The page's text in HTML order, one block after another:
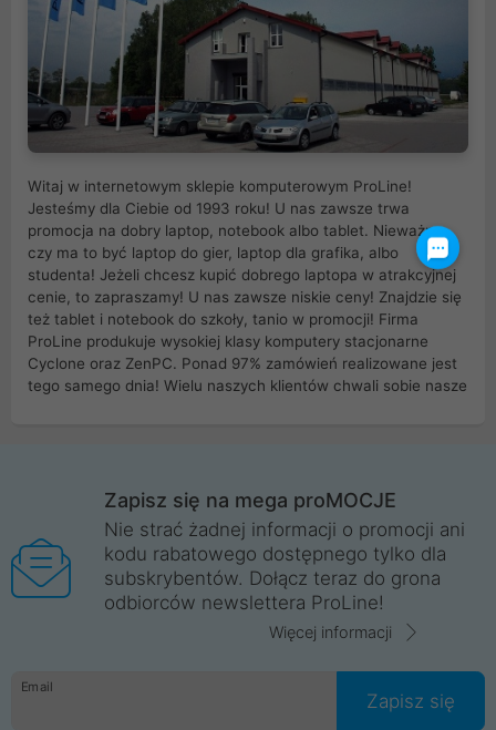
Witaj w internetowym sklepie komputerowym ProLine!
Jesteśmy dla Ciebie od 1993 roku! U nas zawsze trwa
promocja na dobry laptop, notebook albo tablet. Nieważne
czy ma to być laptop do gier, laptop dla grafika, albo
studenta! Jeżeli chcesz kupić dobrego laptopa w atrakcyjnej
cenie, to zapraszamy! U nas zawsze niskie ceny! Znajdzie się
też tablet i notebook do szkoły, tanio w promocji! Firma
ProLine produkuje wysokiej klasy komputery stacjonarne
Cyclone oraz ZenPC. Ponad 97% zamówień realizowane jest
tego samego dnia! Wielu naszych klientów chwali sobie nasze
Wrocław, Poznań, Legnica, Katowice, Gliwice, Kalisz, Bytom,
Trzebnica, Opole. Szybka i profesjonalna obsługa!
ProLine to polska firma ze 100% polskim kapitałem. Działamy
legalnie i płacimy podatki w naszym kraju! Posiadamy siedzibę
główną w Mirkowie oraz salony na terenie kraju. Cała
komunikacja ze sklepem komputerowym ProLine jest
danych osobowych. Dlatego zakup notebooka albo laptopa w
ProLine to czysta przyjemność i pełne bezpieczeństwo.
Zaopatrzysz się u nas w akcesoria i części komputerowe
Zapisz się na mega proMOCJE
Nie strać żadnej informacji o promocji ani
kodu rabatowego dostępnego tylko dla
subskrybentów. Dołącz teraz do grona
odbiorców newslettera ProLine!
Więcej informacji
Email
Zapisz się